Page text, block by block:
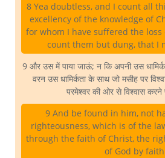
8 Yea doubtless, and I count all
excellency of the knowledge of
for whom I have suffered the
count them but dung, that I
9 और उस में पाया जाऊं; न कि अपनी उस
वरन उस धामिर्कता के साथ जो मसीह पर
परमेश्वर की ओर से विश्वास करने
9 And be found in him, not
righteousness, which is of the
through the faith of Christ, the
of God by